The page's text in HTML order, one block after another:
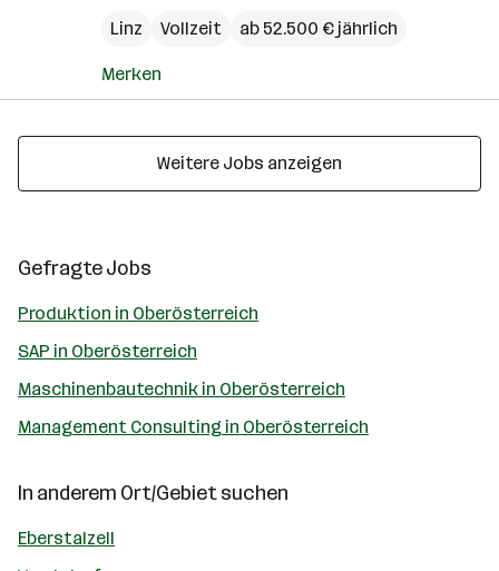
Linz
Vollzeit ab 52.500 € jährlich
Merken
Weitere Jobs anzeigen
Gefragte Jobs
Produktion in Oberösterreich
SAP in Oberösterreich
Maschinenbautechnik in Oberösterreich
Management Consulting in Oberösterreich
In anderem Ort/Gebiet suchen
Eberstalzell